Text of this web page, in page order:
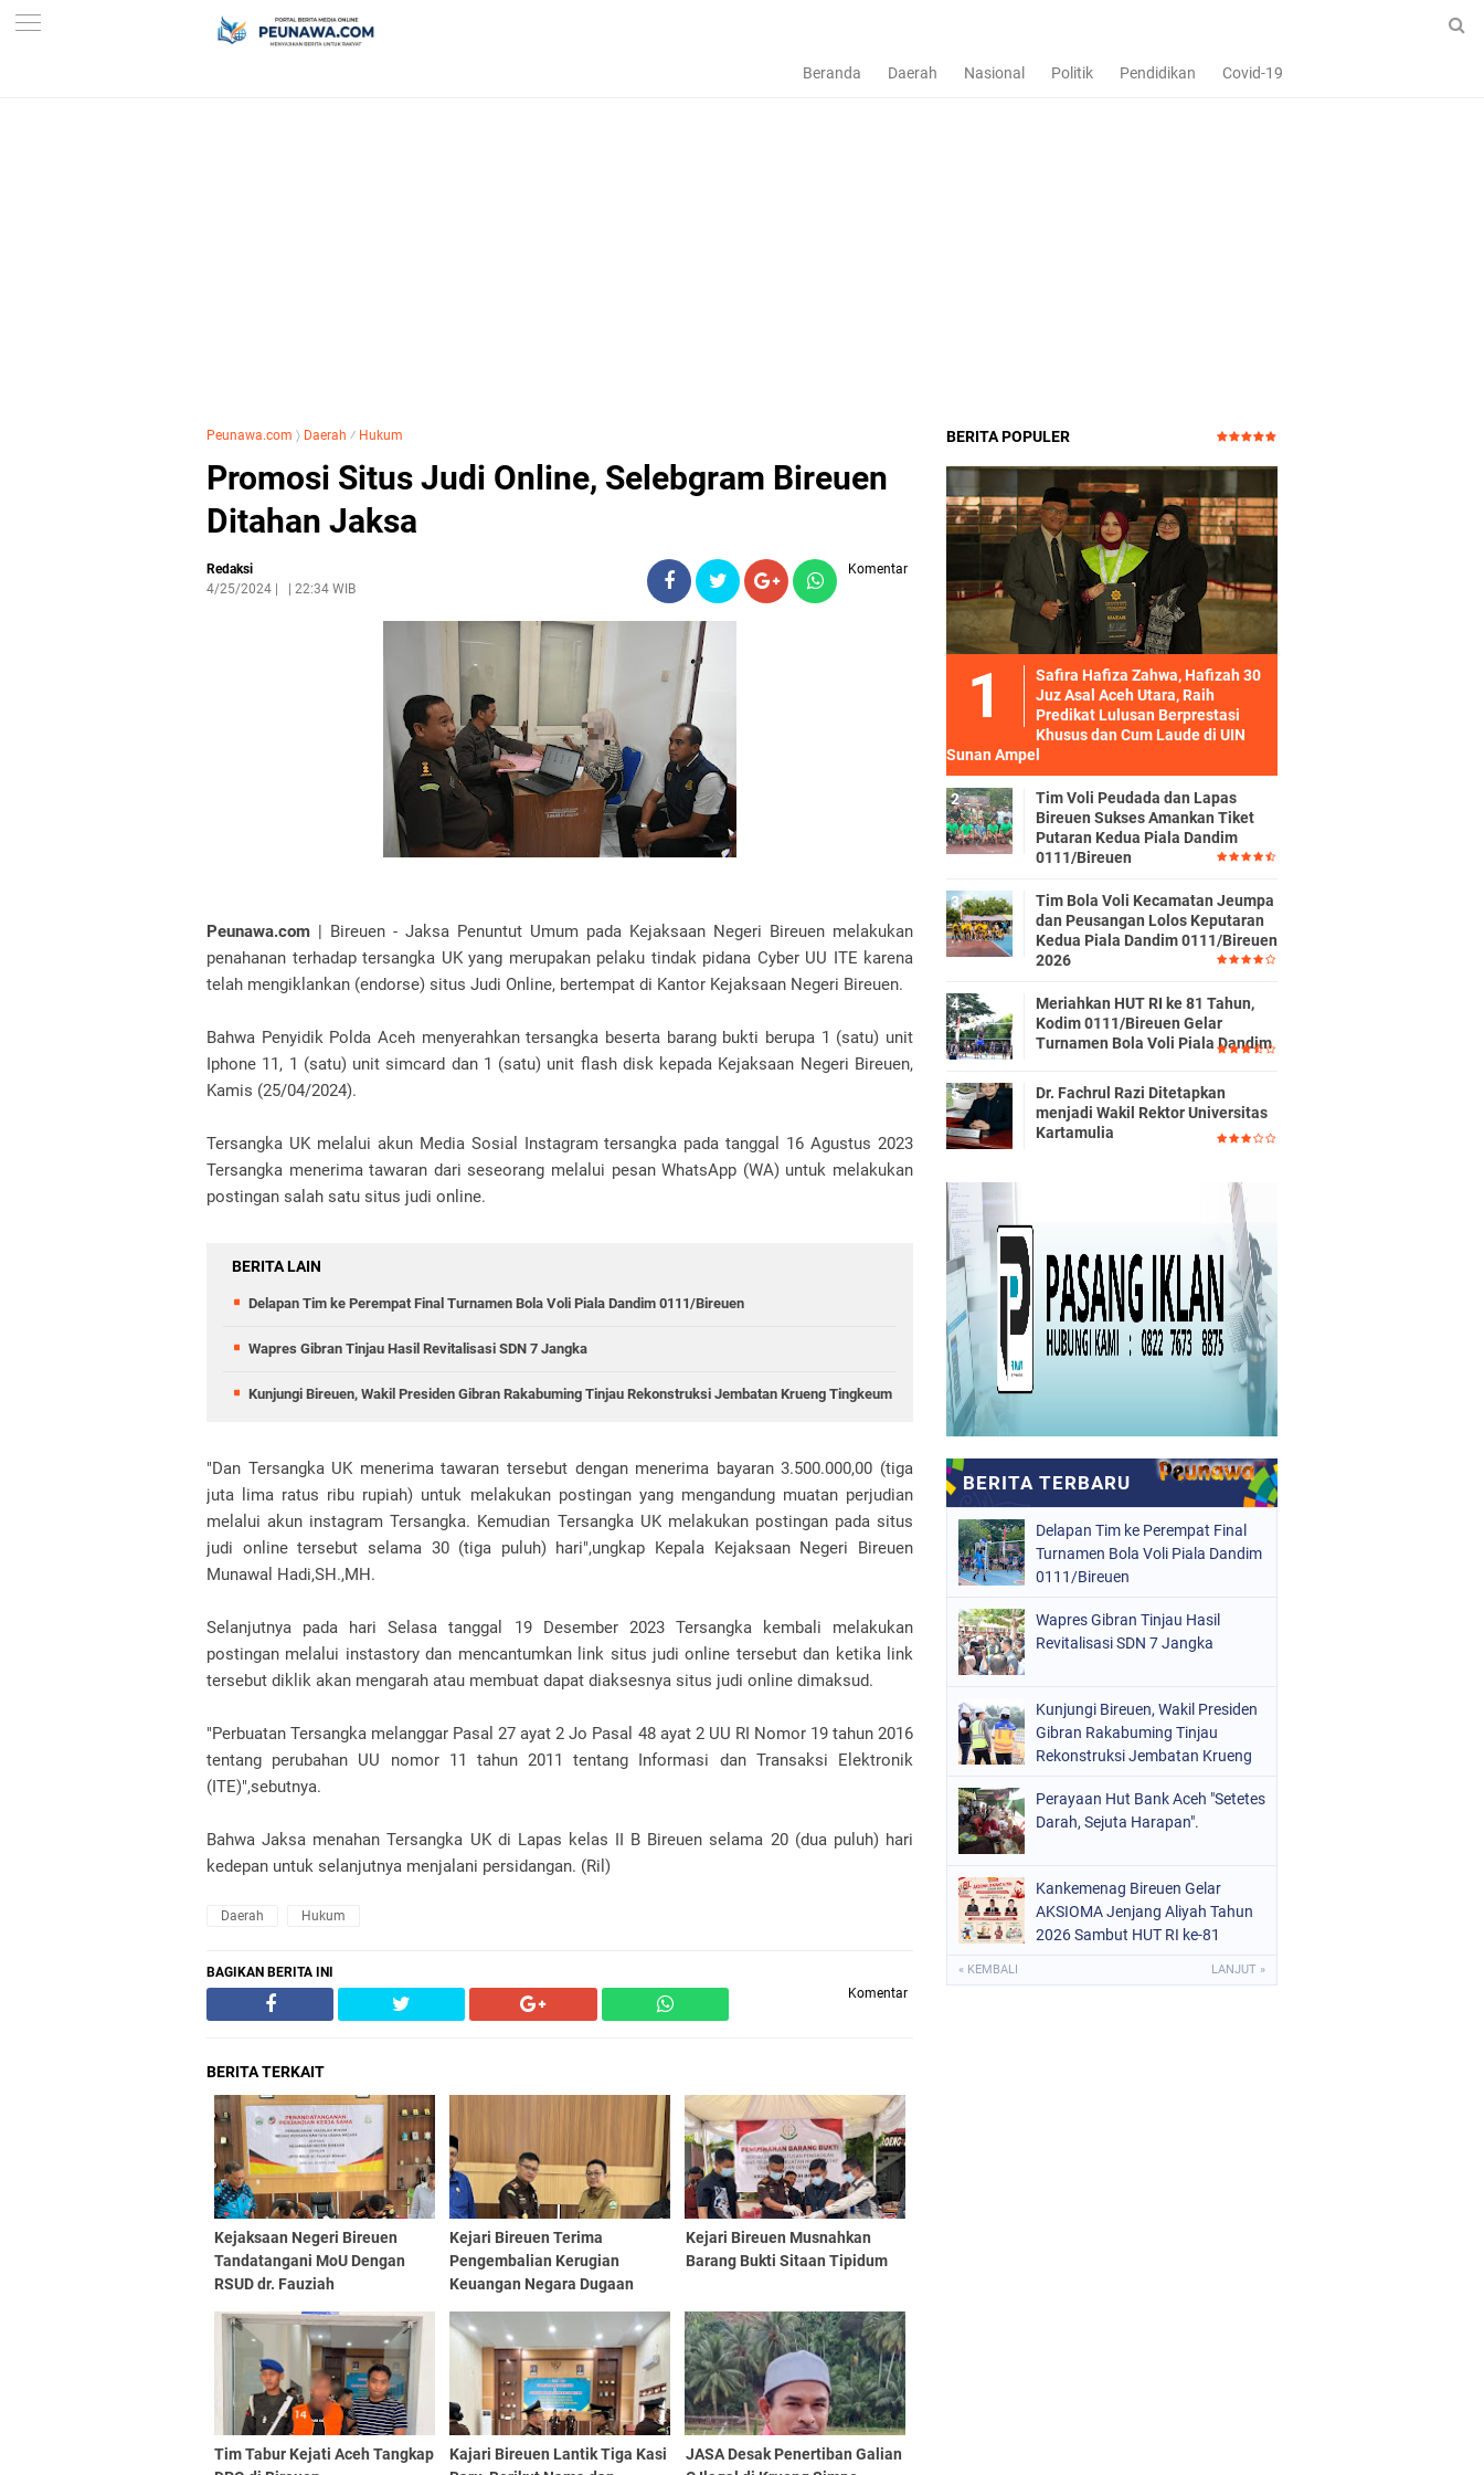
Beranda Daerah Nasional Politik Pendidikan Covid-19
Peunawa.com 〉 Daerah ⁄ Hukum
Promosi Situs Judi Online, Selebgram Bireuen
Ditahan Jaksa
Redaksi
4/25/2024
22:34 WIB
Komentar
Peunawa.com | Bireuen - Jaksa Penuntut Umum pada Kejaksaan Negeri Bireuen melakukan
penahanan terhadap tersangka UK yang merupakan pelaku tindak pidana Cyber UU ITE karena
telah mengiklankan (endorse) situs Judi Online, bertempat di Kantor Kejaksaan Negeri Bireuen.
Bahwa Penyidik Polda Aceh menyerahkan tersangka beserta barang bukti berupa 1 (satu) unit
Iphone 11, 1 (satu) unit simcard dan 1 (satu) unit flash disk kepada Kejaksaan Negeri Bireuen,
Kamis (25/04/2024).
Tersangka UK melalui akun Media Sosial Instagram tersangka pada tanggal 16 Agustus 2023
Tersangka menerima tawaran dari seseorang melalui pesan WhatsApp (WA) untuk melakukan
postingan salah satu situs judi online.
BERITA LAIN
Delapan Tim ke Perempat Final Turnamen Bola Voli Piala Dandim 0111/Bireuen
Wapres Gibran Tinjau Hasil Revitalisasi SDN 7 Jangka
Kunjungi Bireuen, Wakil Presiden Gibran Rakabuming Tinjau Rekonstruksi Jembatan Krueng Tingkeum
"Dan Tersangka UK menerima tawaran tersebut dengan menerima bayaran 3.500.000,00 (tiga
juta lima ratus ribu rupiah) untuk melakukan postingan yang mengandung muatan perjudian
melalui akun instagram Tersangka. Kemudian Tersangka UK melakukan postingan pada situs
judi online tersebut selama 30 (tiga puluh) hari",ungkap Kepala Kejaksaan Negeri Bireuen
Munawal Hadi,SH.,MH.
Selanjutnya pada hari Selasa tanggal 19 Desember 2023 Tersangka kembali melakukan
postingan melalui instastory dan mencantumkan link situs judi online tersebut dan ketika link
tersebut diklik akan mengarah atau membuat dapat diaksesnya situs judi online dimaksud.
"Perbuatan Tersangka melanggar Pasal 27 ayat 2 Jo Pasal 48 ayat 2 UU RI Nomor 19 tahun 2016
tentang perubahan UU nomor 11 tahun 2011 tentang Informasi dan Transaksi Elektronik
(ITE)",sebutnya.
Bahwa Jaksa menahan Tersangka UK di Lapas kelas II B Bireuen selama 20 (dua puluh) hari
kedepan untuk selanjutnya menjalani persidangan. (Ril)
Daerah Hukum
BAGIKAN BERITA INI
Komentar
BERITA TERKAIT
Kejaksaan Negeri Bireuen
Tandatangani MoU Dengan
RSUD dr. Fauziah
Kejari Bireuen Terima
Pengembalian Kerugian
Keuangan Negara Dugaan
Kejari Bireuen Musnahkan
Barang Bukti Sitaan Tipidum
Tim Tabur Kejati Aceh Tangkap
Kajari Bireuen Lantik Tiga Kasi
JASA Desak Penertiban Galian
BERITA POPULER
Safira Hafiza Zahwa, Hafizah 30
Juz Asal Aceh Utara, Raih
Predikat Lulusan Berprestasi
Khusus dan Cum Laude di UIN
Sunan Ampel
Tim Voli Peudada dan Lapas
Bireuen Sukses Amankan Tiket
Putaran Kedua Piala Dandim
0111/Bireuen
Tim Bola Voli Kecamatan Jeumpa
dan Peusangan Lolos Keputaran
Kedua Piala Dandim 0111/Bireuen
2026
Meriahkan HUT RI ke 81 Tahun,
Kodim 0111/Bireuen Gelar
Turnamen Bola Voli Piala Dandim
Dr. Fachrul Razi Ditetapkan
menjadi Wakil Rektor Universitas
Kartamulia
Delapan Tim ke Perempat Final
Turnamen Bola Voli Piala Dandim
0111/Bireuen
Wapres Gibran Tinjau Hasil
Revitalisasi SDN 7 Jangka
Kunjungi Bireuen, Wakil Presiden
Gibran Rakabuming Tinjau
Rekonstruksi Jembatan Krueng
Perayaan Hut Bank Aceh "Setetes
Darah, Sejuta Harapan".
Kankemenag Bireuen Gelar
AKSIOMA Jenjang Aliyah Tahun
2026 Sambut HUT RI ke-81
« KEMBALI LANJUT »